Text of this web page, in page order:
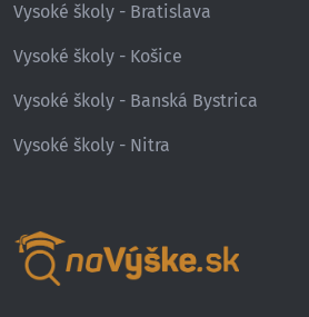
Vysoké školy - Bratislava
Vysoké školy - Košice
Vysoké školy - Banská Bystrica
Vysoké školy - Nitra